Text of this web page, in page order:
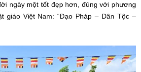
ngày một tốt đẹp hơn, đúng với phương
giáo Việt Nam: “Đạo Pháp – Dân Tộc –